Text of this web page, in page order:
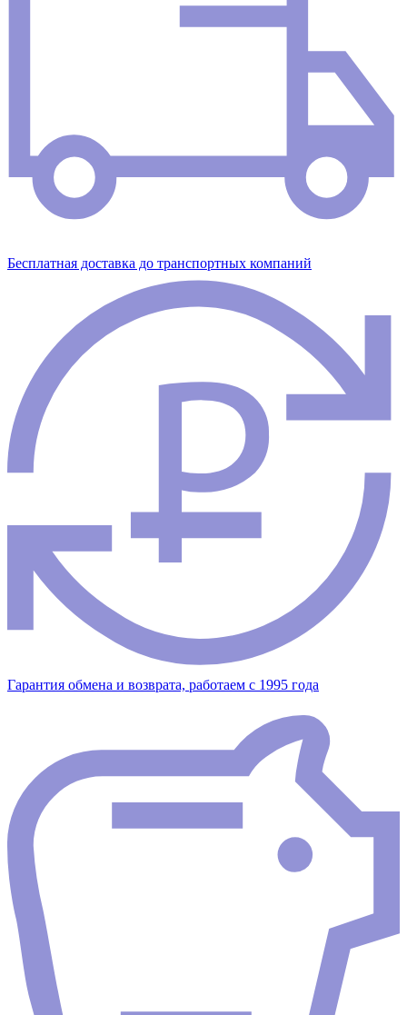
Бесплатная доставка до транспортных компаний
Гарантия обмена и возврата, работаем с 1995 года